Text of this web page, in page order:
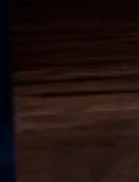
typisk
boligområder,
haveskure eller
tæt på boligen.
og små grønne
skjulesteder
videre ind. Du kan
gennem vores
så
fra nærområdet.